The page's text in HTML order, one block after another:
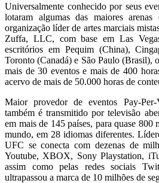
Universalmente conhecido por seus
lotaram algumas das maiores
organização líder de artes marciais
Zuffa, LLC, com base em Las
escritórios em Pequim (China),
Toronto (Canadá) e São Paulo (Brasil),
mais de 30 eventos e mais de 400
acervo de mais de 50.000 horas de
Maior provedor de eventos Pay-
também é transmitido por televisão
em mais de 145 países, para quase 800
mundo, em 28 idiomas diferentes.
UFC se conecta com dezenas de
Youtube, XBOX, Sony Playstation,
assim como pelas redes sociais
ultrapassou a marca de 10 milhões de